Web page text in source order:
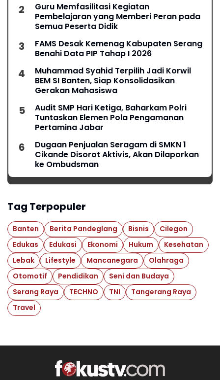
Guru Memfasilitasi Kegiatan
Pembelajaran yang Memberi Peran pada
Semua Peserta Didik
FAMS Desak Kemenag Kabupaten Serang
Benahi Data PIP Tahap I 2026
Muhammad Syahid Terpilih Jadi Korwil
BEM SI Banten, Siap Konsolidasikan
Gerakan Mahasiswa
Audit SMP Hari Ketiga, Baharkam Polri
Tuntaskan Elemen Pola Pengamanan
Pertamina Jabar
Dugaan Penjualan Seragam di SMKN 1
Cikande Disorot Aktivis, Akan Dilaporkan
ke Ombudsman
Tag Terpopuler
Banten Berita Pandeglang Bisnis
Cilegon
Edukas
Edukasi Ekonomi Hukum
Kesehatan
Lebak
Lifestyle Mancanegara
Olahraga
Otomotif
Pendidikan
Seni dan Budaya
Serang Raya
TECHNO TNI
Tangerang Raya
Travel